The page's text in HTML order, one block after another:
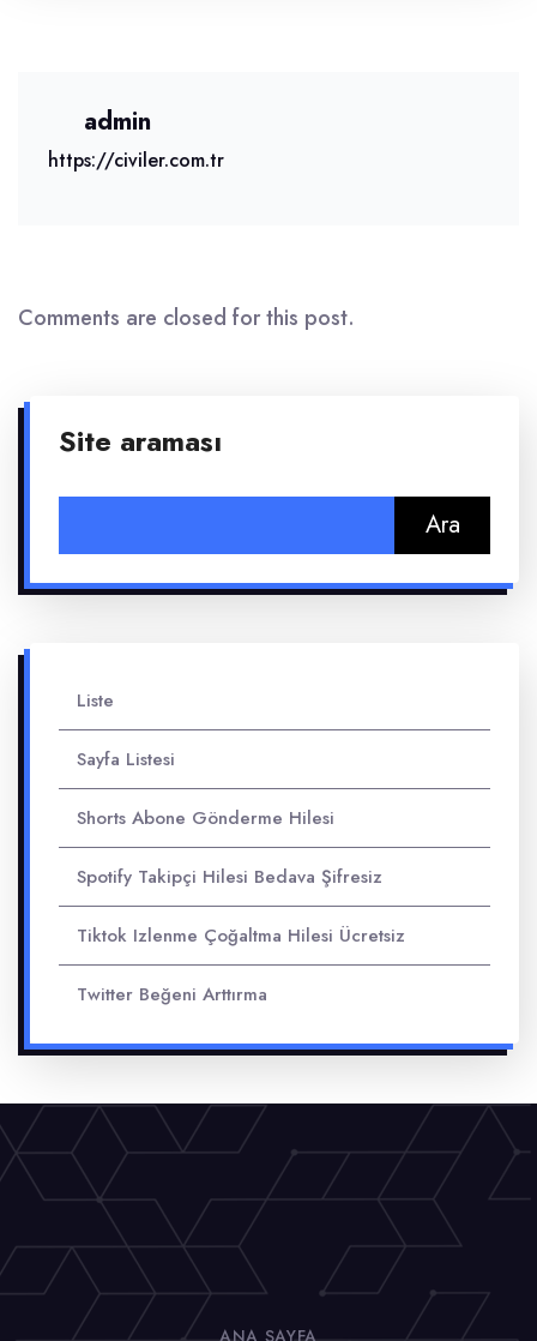
admin
https://civiler.com.tr
Comments are closed for this post.
Site araması
Liste
Sayfa Listesi
Shorts Abone Gönderme Hilesi
Spotify Takipçi Hilesi Bedava Şifresiz
Tiktok Izlenme Çoğaltma Hilesi Ücretsiz
Twitter Beğeni Arttırma